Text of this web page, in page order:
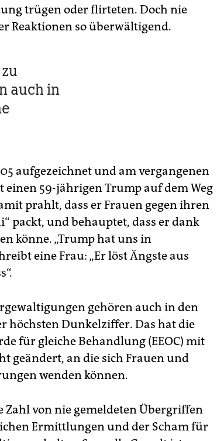
trügen oder flirteten. Doch nie
Reaktionen so überwältigend.
auch in
aufgezeichnet und am vergangenen
einen 59-jährigen Trump auf dem Weg
prahlt, dass er Frauen gegen ihren
packt, und behauptet, dass er dank
könne. „Trump hat uns in
eine Frau: „Er löst Ängste aus
gehören auch in den
höchsten Dunkelziffer. Das hat die
für gleiche Behandlung (EEOC) mit
geändert, an die sich Frauen und
wenden können.
Zahl von nie gemeldeten Übergriffen
Ermittlungen und der Scham für